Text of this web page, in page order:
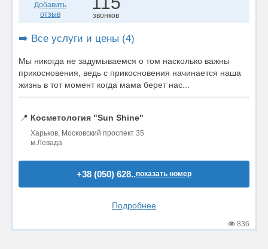
Добавить
отзыв
звонков
➡️ Все услуги и цены (4)
Мы никогда не задумываемся о том насколько важны
прикосновения, ведь с прикосновения начинается наша
жизнь в тот момент когда мама берет нас...
📍 Косметология "Sun Shine"
Харьков, Московский проспект 35
м.Левада
+38 (050) 628..показать номер
Подробнее
836